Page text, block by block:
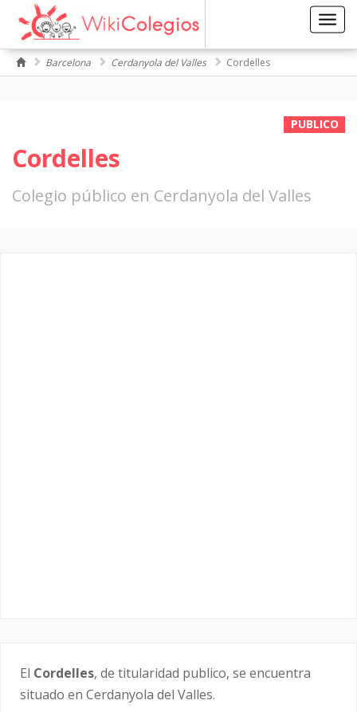
Barcelona Cerdanyola del Valles Cordelles
PUBLICO
Cordelles
Colegio público en Cerdanyola del Valles
El Cordelles, de titularidad publico, se encuentra
situado en Cerdanyola del Valles.